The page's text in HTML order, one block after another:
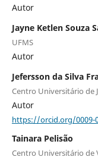
Autor
Jayne Ketlen Souza
UFMS
Autor
Jefersson da Silva
Centro Universitário de
Autor
https://orcid.org/0009-
Tainara Pelisão
Centro Universitário de